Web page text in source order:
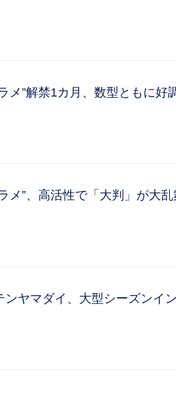
メ”解禁1カ月、数型ともに好
メ”、高活性で「大判」が大乱
ヤマダイ、大型シーズンイン